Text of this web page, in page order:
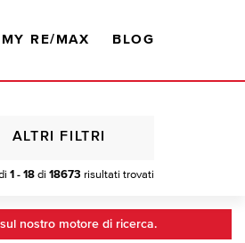
MY RE/MAX BLOG
1 - 18 di 18673 risultati trovati
ALTRI FILTRI
nostro motore di ricerca.